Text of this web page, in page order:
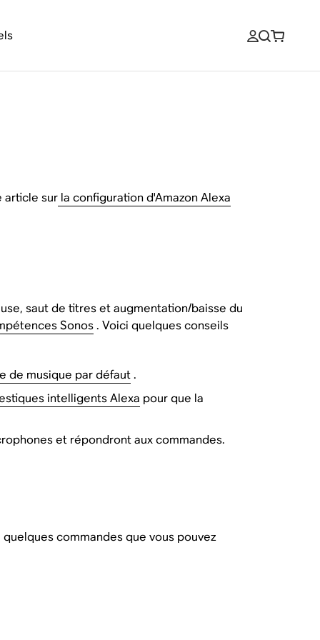
article surla configuration d'Amazon Alexa
saut de titres et augmentation/baisse du
Sonos. Voici quelques conseils
de musique par défaut.
intelligents Alexa pour que la
et répondront aux commandes.
commandes que vous pouvez